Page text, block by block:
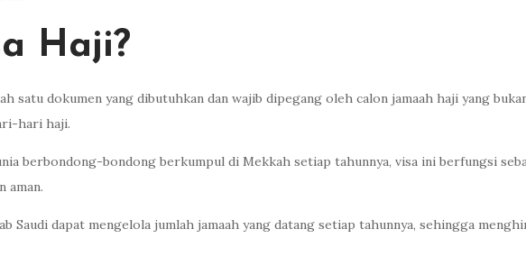
Haji?
satu dokumen yang dibutuhkan dan wajib dipegang oleh calon jamaah haji yang
hari haji.
berbondong-bondong berkumpul di Mekkah setiap tahunnya, visa ini berfungsi
aman.
Saudi dapat mengelola jumlah jamaah yang datang setiap tahunnya, sehingga